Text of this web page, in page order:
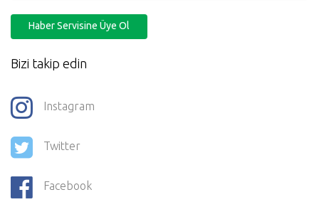
Haber Servisine Üye Ol
Bizi takip edin
Instagram
Twitter
Facebook